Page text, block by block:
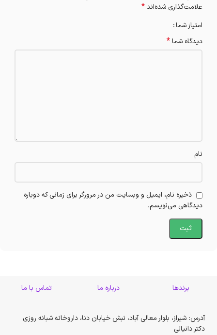
علامت‌گذاری شده‌اند*
امتیاز شما
دیدگاه شما*
نام
ذخیره نام، ایمیل و وبسایت من در مرورگر برای زمانی که دوباره
دیدگاهی می‌نویسم.
برندها درباره ما تماس با ما
آدرس: شیراز، بلوار معالی آباد، نبش خیابان دنا، داروخانه شبانه روزی
دکتر دانیالی